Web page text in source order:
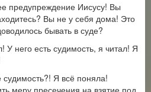
предупреждение Иисусу! Вы
Вы не у себя дома! Это
бывать в суде?
него есть судимость, я читал! Я
судимость?! Я всё поняла!
меру пресечения на взятие под